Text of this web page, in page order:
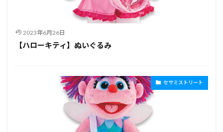
2023年6月26日
【ハローキティ】ぬいぐるみ
セサミストリート